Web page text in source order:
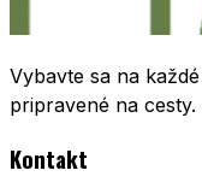
Vybavte sa na
pripravené na
Kontakt